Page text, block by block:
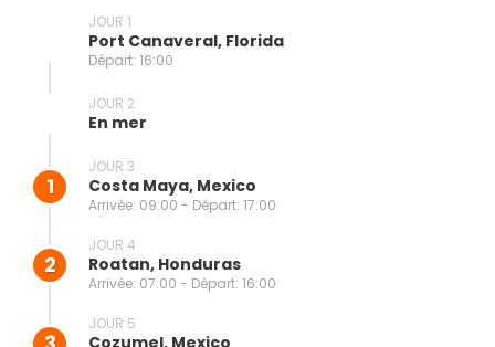
JOUR 1
Port Canaveral, Florida
Départ: 16:00
JOUR 2
En mer
1
JOUR 3
Costa Maya, Mexico
Arrivée: 09:00 - Départ: 17:00
2
JOUR 4
Roatan, Honduras
Arrivée: 07:00 - Départ: 16:00
JOUR 5